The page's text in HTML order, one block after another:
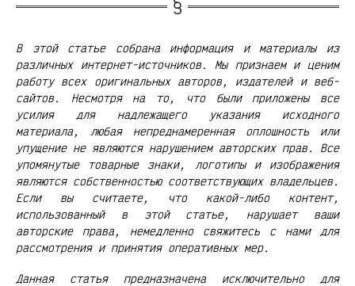
В этой статье собрана информация и материалы из
различных интернет-источников. Мы признаем и ценим
работу всех оригинальных авторов, издателей и веб-
сайтов. Несмотря на то, что были приложены все
усилия для надлежащего указания исходного
материала, любая непреднамеренная оплошность или
упущение не являются нарушением авторских прав. Все
упомянутые товарные знаки, логотипы и изображения
являются собственностью соответствующих владельцев.
Если вы считаете, что какой-либо контент,
использованный в этой статье, нарушает ваши
авторские права, немедленно свяжитесь с нами для
рассмотрения и принятия оперативных мер.
Данная статья предназначена исключительно для